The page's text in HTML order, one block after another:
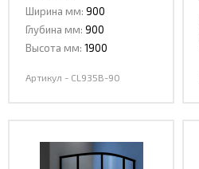
Ширина мм: 900
Глубина мм: 900
Высота мм: 1900
Артикул - CL935B-90